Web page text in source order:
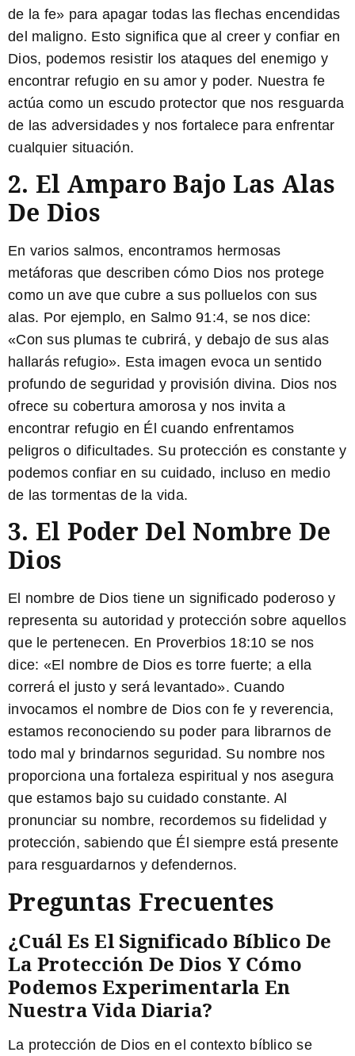
de la fe» para apagar todas las flechas encendidas
del maligno. Esto significa que al creer y confiar en
Dios, podemos resistir los ataques del enemigo y
encontrar refugio en su amor y poder. Nuestra fe
actúa como un escudo protector que nos resguarda
de las adversidades y nos fortalece para enfrentar
cualquier situación.
2. El Amparo Bajo Las Alas
De Dios
En varios salmos, encontramos hermosas
metáforas que describen cómo Dios nos protege
como un ave que cubre a sus polluelos con sus
alas. Por ejemplo, en Salmo 91:4, se nos dice:
«Con sus plumas te cubrirá, y debajo de sus alas
hallarás refugio». Esta imagen evoca un sentido
profundo de seguridad y provisión divina. Dios nos
ofrece su cobertura amorosa y nos invita a
encontrar refugio en Él cuando enfrentamos
peligros o dificultades. Su protección es constante y
podemos confiar en su cuidado, incluso en medio
de las tormentas de la vida.
3. El Poder Del Nombre De
Dios
El nombre de Dios tiene un significado poderoso y
representa su autoridad y protección sobre aquellos
que le pertenecen. En Proverbios 18:10 se nos
dice: «El nombre de Dios es torre fuerte; a ella
correrá el justo y será levantado». Cuando
invocamos el nombre de Dios con fe y reverencia,
estamos reconociendo su poder para librarnos de
todo mal y brindarnos seguridad. Su nombre nos
proporciona una fortaleza espiritual y nos asegura
que estamos bajo su cuidado constante. Al
pronunciar su nombre, recordemos su fidelidad y
protección, sabiendo que Él siempre está presente
para resguardarnos y defendernos.
Preguntas Frecuentes
¿Cuál Es El Significado Bíblico De
La Protección De Dios Y Cómo
Podemos Experimentarla En
Nuestra Vida Diaria?
La protección de Dios en el contexto bíblico se